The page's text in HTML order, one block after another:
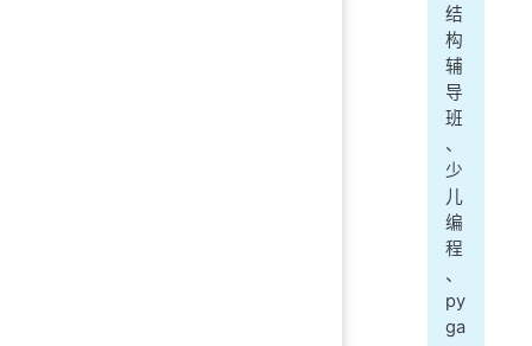
结
构
辅
导
班
、
少
儿
编
程
、
py
ga